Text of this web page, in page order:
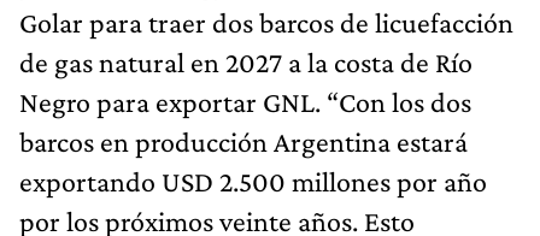
Golar para traer dos barcos de licuefacción
de gas natural en 2027 a la costa de Río
Negro para exportar GNL. “Con los dos
barcos en producción Argentina estará
exportando USD 2.500 millones por año
por los próximos veinte años. Esto